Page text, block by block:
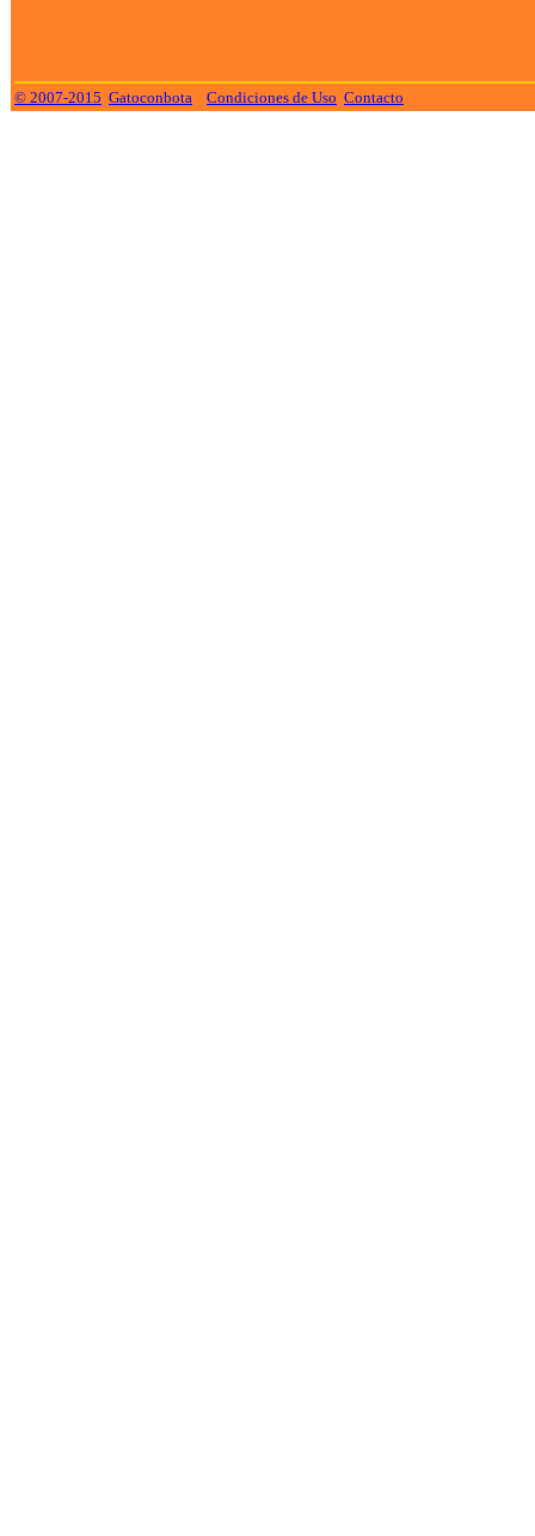
© 2007-2015 Gatoconbota Condiciones de Uso Contacto